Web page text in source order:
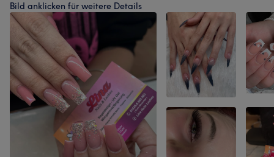
Bild anklicken für weitere Details